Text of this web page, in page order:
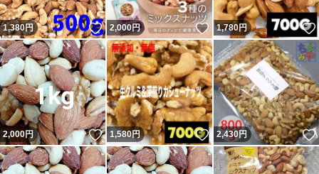
1,380円 いいね！
2,000円 いいね！
1,780円
2,000円 いいね！
1,580円 いいね！
2,430円